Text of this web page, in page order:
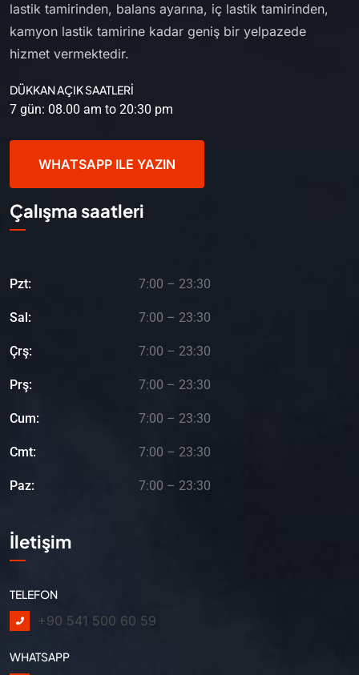
lastik tamirinden, balans ayarına, iç lastik tamirinden,
kamyon lastik tamirine kadar geniş bir yelpazede
hizmet vermektedir.
DÜKKAN AÇIK SAATLERİ
7 gün: 08.00 am to 20:30 pm
WHATSAPP ILE YAZIN
Çalışma saatleri
Pzt: 7:00 – 23:30
Sal: 7:00 – 23:30
Çrş: 7:00 – 23:30
Prş: 7:00 – 23:30
Cum: 7:00 – 23:30
Cmt: 7:00 – 23:30
Paz: 7:00 – 23:30
İletişim
TELEFON
+90 541 500 60 59
WHATSAPP